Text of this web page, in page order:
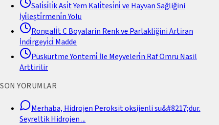
Sali̇si̇li̇k Asi̇t Yem Kali̇tesi̇ni̇ ve Hayvan Sağliğini
İyi̇leşti̇rmeni̇n Yolu
Rongali̇t C Boyalarin Renk ve Parlakliğini Artiran
İndi̇rgeyi̇ci̇ Madde
Püskürtme Yöntemi̇ İle Meyveleri̇n Raf Ömrü Nasil
Arttirilir
SON YORUMLAR
Merhaba, Hidrojen Peroksit oksijenli su&#8217;dur.
Seyreltik Hidrojen...